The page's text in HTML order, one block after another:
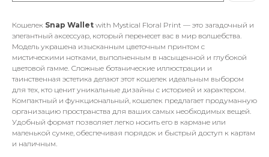
Кошелек Snap Wallet with Mystical Floral Print — это загадочный и
элегантный аксессуар, который перенесет вас в мир волшебства.
Модель украшена изысканным цветочным принтом с
мистическими нотками, выполненным в насыщенной и глубокой
цветовой гамме. Сложные ботанические иллюстрации и
таинственная эстетика делают этот кошелек идеальным выбором
для тех, кто ценит уникальные дизайны с историей и характером.
Компактный и функциональный, кошелек предлагает продуманную
организацию пространства для ваших самых необходимых вещей.
Удобный формат позволяет легко носить его в кармане или
маленькой сумке, обеспечивая порядок и быстрый доступ к картам
и наличным.